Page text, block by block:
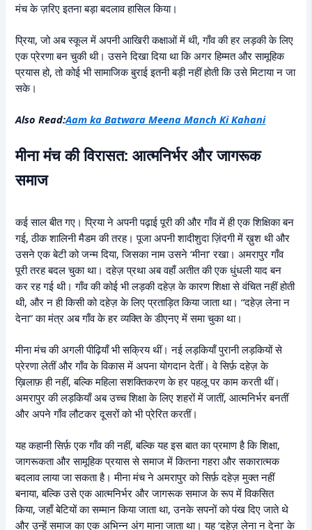
मंच के ज़रिए इतना बड़ा बदलाव हासिल किया।
प्रिया, जो अब स्कूल में अपनी आखिरी कक्षाओं में थी, गाँव की हर लड़की के लिए
एक प्रेरणा बन चुकी थी। उसने दिखा दिया था कि अगर हिम्मत और सामूहिक
प्रयास हो, तो कोई भी सामाजिक बुराई इतनी बड़ी नहीं होती कि उसे मिटाया न जा
सके।
Also Read:Aam ka Batwara Meena Manch Ki Kahani
मीना मंच की विरासत: आत्मनिर्भर और जागरूक
समाज
कई साल बीत गए। प्रिया ने अपनी पढ़ाई पूरी की और गाँव में ही एक शिक्षिका बन
गई, ठीक शालिनी मैडम की तरह। पूजा अपनी शादीशुदा ज़िंदगी में ख़ुश थी और
उसने एक बेटी को जन्म दिया, जिसका नाम उसने ‘मीना’ रखा। अमरापुर गाँव
पूरी तरह बदल चुका था। दहेज़ प्रथा अब वहाँ अतीत की एक धुंधली याद बन
कर रह गई थी। गाँव की कोई भी लड़की दहेज़ के कारण शिक्षा से वंचित नहीं होती
थी, और न ही किसी को दहेज़ के लिए प्रताड़ित किया जाता था। “दहेज़ लेना न
देना” का मंत्र अब गाँव के हर व्यक्ति के डीएनए में समा चुका था।
मीना मंच की अगली पीढ़ियाँ भी सक्रिय थीं। नई लड़कियाँ पुरानी लड़कियों से
प्रेरणा लेतीं और गाँव के विकास में अपना योगदान देतीं। वे सिर्फ़ दहेज़ के
ख़िलाफ़ ही नहीं, बल्कि महिला सशक्तिकरण के हर पहलू पर काम करती थीं।
अमरापुर की लड़कियाँ अब उच्च शिक्षा के लिए शहरों में जातीं, आत्मनिर्भर बनतीं
और अपने गाँव लौटकर दूसरों को भी प्रेरित करतीं।
यह कहानी सिर्फ़ एक गाँव की नहीं, बल्कि यह इस बात का प्रमाण है कि शिक्षा,
जागरूकता और सामूहिक प्रयास से समाज में कितना गहरा और सकारात्मक
बदलाव लाया जा सकता है। मीना मंच ने अमरापुर को सिर्फ़ दहेज़ मुक्त नहीं
बनाया, बल्कि उसे एक आत्मनिर्भर और जागरूक समाज के रूप में विकसित
किया, जहाँ बेटियों का सम्मान किया जाता था, उनके सपनों को पंख दिए जाते थे
और उन्हें समाज का एक अभिन्न अंग माना जाता था। यह ‘दहेज़ लेना न देना’ के